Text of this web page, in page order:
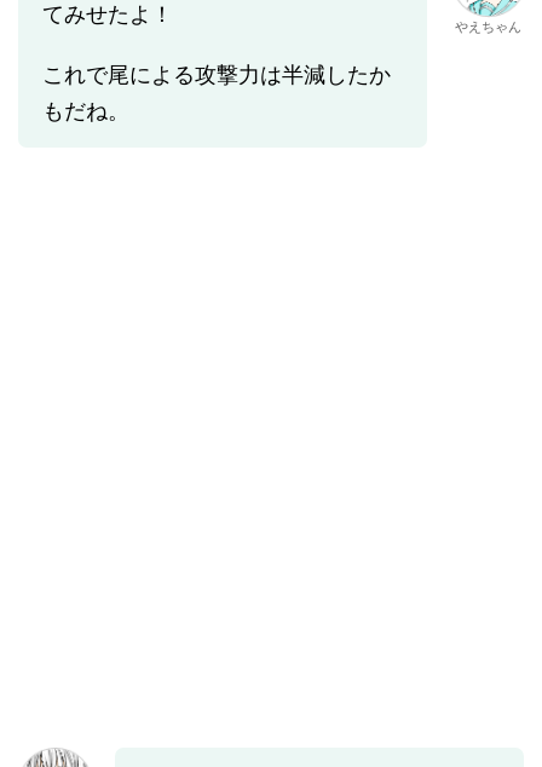
てみせたよ！
これで尾による攻撃力は半減したか
もだね。
やえちゃん